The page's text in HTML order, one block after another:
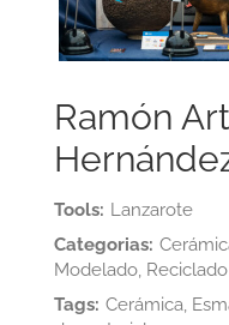
Ramón
Tools: Lanzarote
Categorias:
Modelado,
Tags: Cerámica,